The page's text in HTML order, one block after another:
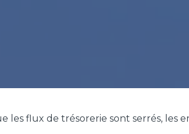
les flux de trésorerie sont serrés, les